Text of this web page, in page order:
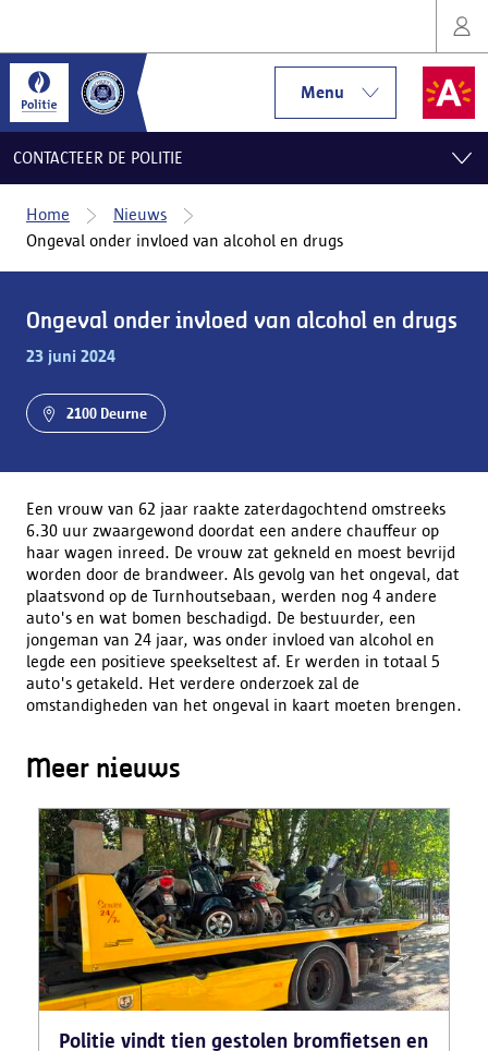
Menu
CONTACTEER DE POLITIE
Home
Nieuws
Ongeval onder invloed van alcohol en drugs
Ongeval onder invloed van alcohol en drugs
23 juni 2024
2100 Deurne
Een vrouw van 62 jaar raakte zaterdagochtend omstreeks
6.30 uur zwaargewond doordat een andere chauffeur op
haar wagen inreed. De vrouw zat gekneld en moest bevrijd
worden door de brandweer. Als gevolg van het ongeval, dat
plaatsvond op de Turnhoutsebaan, werden nog 4 andere
auto's en wat bomen beschadigd. De bestuurder, een
jongeman van 24 jaar, was onder invloed van alcohol en
legde een positieve speekseltest af. Er werden in totaal 5
auto's getakeld. Het verdere onderzoek zal de
omstandigheden van het ongeval in kaart moeten brengen.
Meer nieuws
Politie vindt tien gestolen bromfietsen en